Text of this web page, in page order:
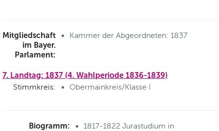
Mitgliedschaft
im Bayer.
Parlament:
Kammer der Abgeordneten: 1837
7. Landtag: 1837 (4. Wahlperiode 1836-1839)
Stimmkreis: Obermainkreis/Klasse I
Biogramm:
1817-1822 Jurastudium in